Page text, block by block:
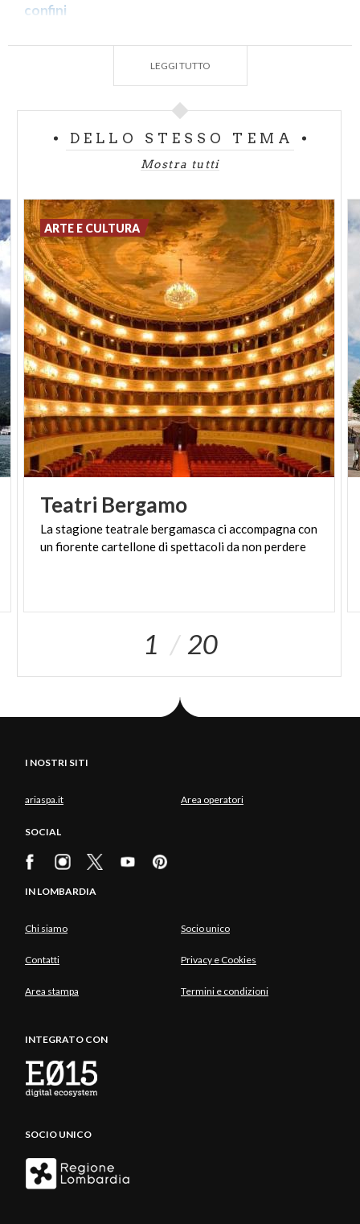
confini
PUNTATA 2:Altrove inLombardia | Le meraviglie
PUNTATA 4:Altrove inLombardia | Tra lentezza e
PUNTATA 5:Altrove inLombardia | Piaceri liquidi
LEGGI TUTTO
DELLO STESSO TEMA
Mostra tutti
Teatri Bergamo
Lastagioneteatralebergamascaciaccompagnacon
unfiorentecartellonedispettacolidanonperdere
ARTE E CULTURA
1 20
I NOSTRI SITI
ariaspa.it Area operatori
SOCIAL
IN LOMBARDIA
Chi siamo Socio unico
Contatti Privacy e Cookies
Area stampa Termini e condizioni
INTEGRATO CON
SOCIO UNICO